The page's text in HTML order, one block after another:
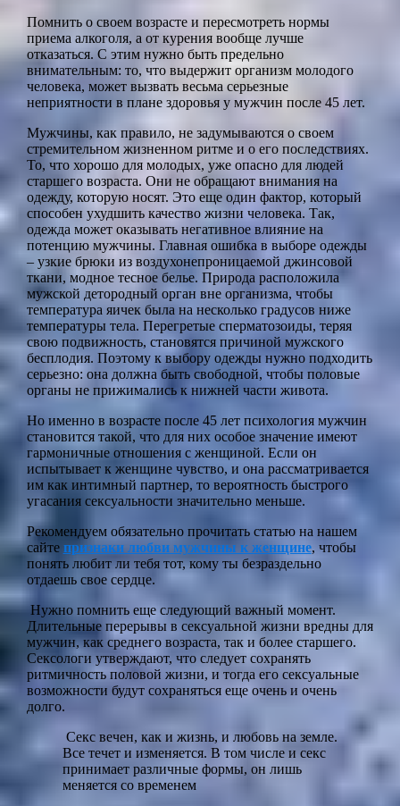
Помнить о своем возрасте и пересмотреть нормы
приема алкоголя, а от курения вообще лучше
отказаться. С этим нужно быть предельно
внимательным: то, что выдержит организм молодого
человека, может вызвать весьма серьезные
неприятности в плане здоровья у мужчин после 45 лет.
Мужчины, как правило, не задумываются о своем
стремительном жизненном ритме и о его последствиях.
То, что хорошо для молодых, уже опасно для людей
старшего возраста. Они не обращают внимания на
одежду, которую носят. Это еще один фактор, который
способен ухудшить качество жизни человека. Так,
одежда может оказывать негативное влияние на
потенцию мужчины. Главная ошибка в выборе одежды
– узкие брюки из воздухонепроницаемой джинсовой
ткани, модное тесное белье. Природа расположила
мужской детородный орган вне организма, чтобы
температура яичек была на несколько градусов ниже
температуры тела. Перегретые сперматозоиды, теряя
свою подвижность, становятся причиной мужского
бесплодия. Поэтому к выбору одежды нужно подходить
серьезно: она должна быть свободной, чтобы половые
органы не прижимались к нижней части живота.
Но именно в возрасте после 45 лет психология мужчин
становится такой, что для них особое значение имеют
гармоничные отношения с женщиной. Если он
испытывает к женщине чувство, и она рассматривается
им как интимный партнер, то вероятность быстрого
угасания сексуальности значительно меньше.
Рекомендуем обязательно прочитать статью на нашем
сайте признаки любви мужчины к женщине, чтобы
понять любит ли тебя тот, кому ты безраздельно
отдаешь свое сердце.
Нужно помнить еще следующий важный момент.
Длительные перерывы в сексуальной жизни вредны для
мужчин, как среднего возраста, так и более старшего.
Сексологи утверждают, что следует сохранять
ритмичность половой жизни, и тогда его сексуальные
возможности будут сохраняться еще очень и очень
долго.
Секс вечен, как и жизнь, и любовь на земле.
Все течет и изменяется. В том числе и секс
принимает различные формы, он лишь
меняется со временем